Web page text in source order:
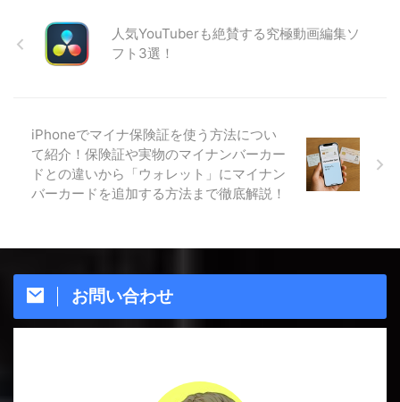
人気YouTuberも絶賛する究極動画編集ソ
フト3選！
iPhoneでマイナ保険証を使う方法につい
て紹介！保険証や実物のマイナンバーカー
ドとの違いから「ウォレット」にマイナン
バーカードを追加する方法まで徹底解説！
お問い合わせ